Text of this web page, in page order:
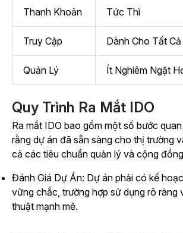
Thanh Khoản Tức Thì
Truy Cập Dành Cho Tất
Quản Lý Ít Nghiêm Ngặt
Quy Trình Ra Mắt IDO
Ra mắt IDO bao gồm một số bước
rằng dự án đã sẵn sàng cho thị trường
cả các tiêu chuẩn quản lý và cộng
Đánh Giá Dự Án: Dự án phải có kế
vững chắc, trường hợp sử dụng rõ ràng
thuật mạnh mẽ.